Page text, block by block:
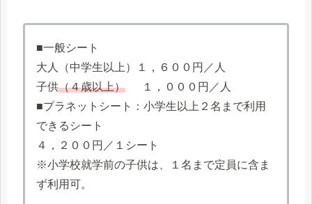
■一般シート
大人（中学生以上）１，６００円／人
子供（４歳以上） １，０００円／人
■プラネットシート：小学生以上２名まで利用
できるシート
４，２００円／１シート
※小学校就学前の子供は、１名まで定員に含ま
ず利用可。